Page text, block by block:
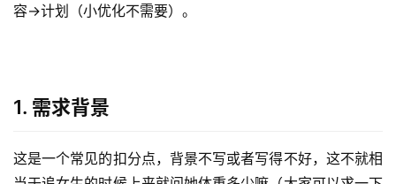
容->计划（小优化不需要）。
1. 需求背景
这是一个常见的扣分点，背景不写或者写得不好，这不就相